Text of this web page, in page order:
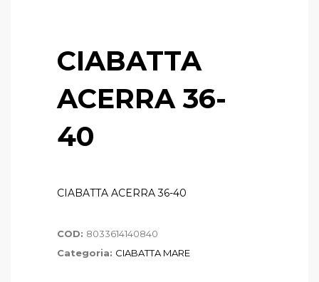
CIABATTA
ACERRA 36-
40
CIABATTA ACERRA 36-40
COD: 8033614140840
Categoria: CIABATTA MARE